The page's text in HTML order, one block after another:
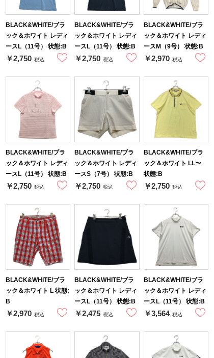
BLACK&WHITE/ブラ
ック＆ホワイト レディ
ースL（11号） 状態:B
￥2,750 税込
BLACK&WHITE/ブラ
ック＆ホワイト レディ
ースL（11号） 状態:B
￥2,750 税込
BLACK&WHITE/ブラ
ック＆ホワイト レディ
ースM（9号） 状態:B
￥2,970 税込
BLACK&WHITE/ブラ
ック＆ホワイト レディ
ースL（11号） 状態:B
￥2,750 税込
BLACK&WHITE/ブラ
ック＆ホワイト レディ
ースS（7号） 状態:B
￥2,750 税込
BLACK&WHITE/ブラ
ック＆ホワイト LL〜
状態:B
￥2,750 税込
BLACK&WHITE/ブラ
ック＆ホワイト L 状態:
B
￥2,970 税込
BLACK&WHITE/ブラ
ック＆ホワイト レディ
ースL（11号） 状態:B
￥2,475 税込
BLACK&WHITE/ブラ
ック＆ホワイト レディ
ースL（11号） 状態:B
￥3,564 税込